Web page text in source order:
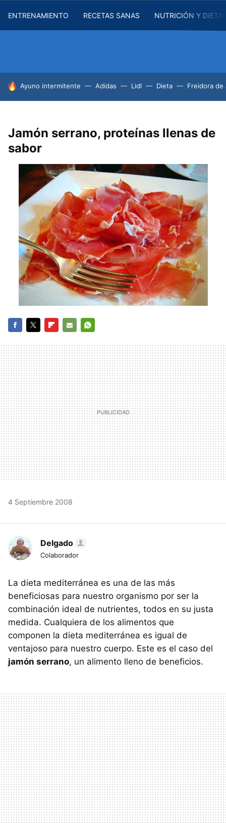
ENTRENAMIENTO RECETAS SANAS NUTRICIÓN Y
HOY SE HABLA DE
Ayuno intermitente Adidas Lidl Dieta Freidora de
Jamón serrano, proteínas llenas de
sabor
MAIL
4 Septiembre 2008
Delgado
Colaborador
La dieta mediterránea es una de las más
beneficiosas para nuestro organismo por ser la
combinación ideal de nutrientes, todos en su justa
medida. Cualquiera de los alimentos que
componen la dieta mediterránea es igual de
ventajoso para nuestro cuerpo. Este es el caso del
jamón serrano, un alimento lleno de beneficios.